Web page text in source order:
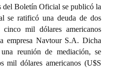
del Boletín Oficial se publicó la
se ratificó una deuda de dos
mil dólares americanos
empresa Navtour S.A. Dicha
reunión de mediación, se
mil dólares americanos (U$S